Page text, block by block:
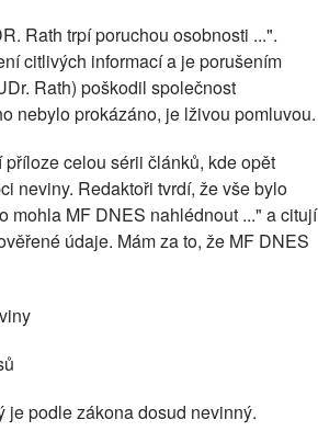
Rath trpí poruchou osobnosti ...".
citlivých informací a je porušením
Rath) poškodil společnost
nebylo prokázáno, je lživou pomluvou.
celou sérii článků, kde opět
neviny. Redaktoři tvrdí, že vše bylo
mohla MF DNES nahlédnout ..." a citují
údaje. Mám za to, že MF DNES
je podle zákona dosud nevinný.